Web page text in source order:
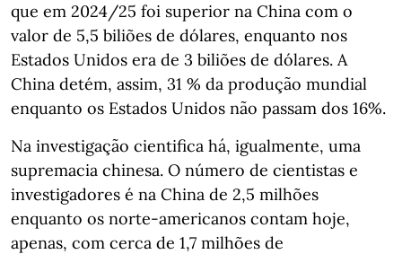
que em 2024/25 foi superior na China com o
valor de 5,5 biliões de dólares, enquanto nos
Estados Unidos era de 3 biliões de dólares. A
China detém, assim, 31 % da produção mundial
enquanto os Estados Unidos não passam dos 16%.
Na investigação cientifica há, igualmente, uma
supremacia chinesa. O número de cientistas e
investigadores é na China de 2,5 milhões
enquanto os norte-americanos contam hoje,
apenas, com cerca de 1,7 milhões de